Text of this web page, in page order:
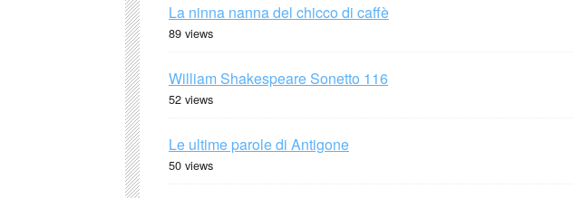
La ninna nanna del chicco di caffè
89 views
William Shakespeare Sonetto 116
52 views
Le ultime parole di Antigone
50 views